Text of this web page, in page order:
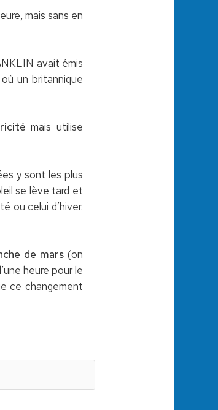
mais sans en
avait émis
un britannique
mais utilise
y sont les plus
se lève tard et
ou celui d’hiver.
de mars(on
heure pour le
ce changement